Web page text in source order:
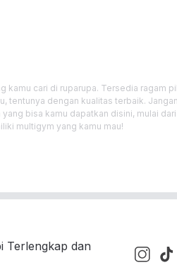
kamu cari di ruparupa. Tersedia ragam
tentunya dengan kualitas terbaik.
bisa kamu dapatkan disini, mulai
multigym yang kamu mau!
Terlengkap dan